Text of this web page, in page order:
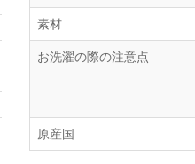
素材
お洗濯の際の注意点
原産国